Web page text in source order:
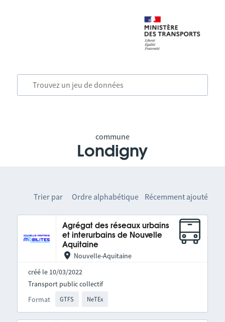
commune
Londigny
Trier par Ordre alphabétique Récemment ajouté
Agrégat des réseaux urbains
et interurbains de Nouvelle
Aquitaine
Nouvelle-Aquitaine
créé le 10/03/2022
Format GTFS NeTEx
Transport public collectif